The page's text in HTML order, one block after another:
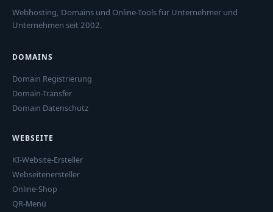
Webhosting, Domains und Online-Tools für Unternehmer und
Unternehmen seit 2002.
DOMAINS
Domain Registrierung
Domain-Transfer
Domain Datenschutz
WEBSEITE
KI-Website-Ersteller
Webseitenersteller
Online-Shop
QR-Menü